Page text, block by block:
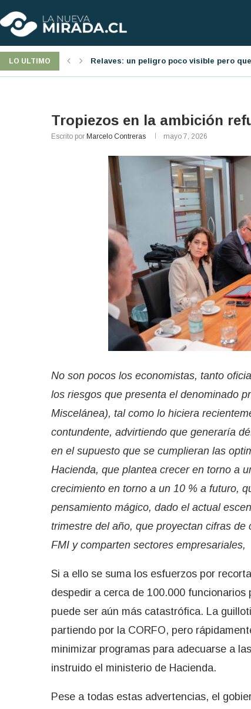
LO ULTIMO
presente Jornada laboral: una nueva reforma pro-
Tropiezos en la ambición
Escrito por Marcelo Contreras mayo 7, 2026
No son pocos los economistas, tanto
los riesgos que presenta el denominado
Miscelánea), tal como lo hiciera
contundente, advirtiendo que generaría
en el supuesto que se cumplieran las
Hacienda, que plantea crecer en torno a
crecimiento en torno a un 10 % a futuro,
pensamiento mágico, dado el actual
trimestre del año, que proyectan cifras
FMI y comparten sectores empresariales,
Si a ello se suma los esfuerzos por
despedir a cerca de 100.000
puede ser aún más catastrófica. La
partiendo por la CORFO, pero
minimizar programas para adecuarse a
instruido el ministerio de Hacienda.
Pese a todas estas advertencias, el